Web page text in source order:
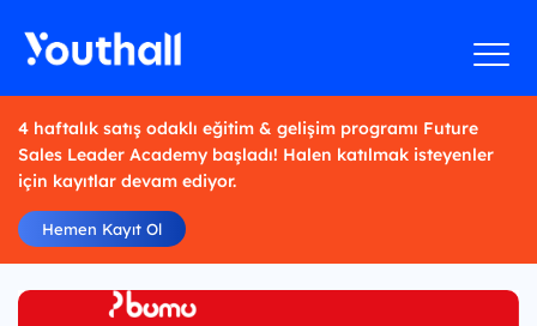
4 haftalık satış odaklı eğitim & gelişim programı Future
Sales Leader Academy başladı! Halen katılmak isteyenler
için kayıtlar devam ediyor.
Hemen Kayıt Ol